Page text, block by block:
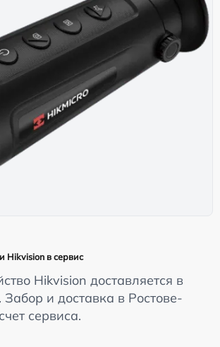
Hikvision в сервис
Hikvision доставляется в
Забор и доставка в Ростове-
сервиса.